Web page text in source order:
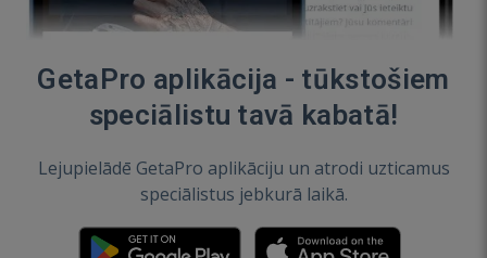
GetaPro aplikācija - tūkstošiem
speciālistu tavā kabatā!
Lejupielādē GetaPro aplikāciju un atrodi uzticamus
speciālistus jebkurā laikā.